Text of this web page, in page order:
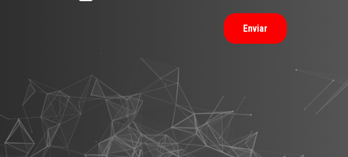
Enviar